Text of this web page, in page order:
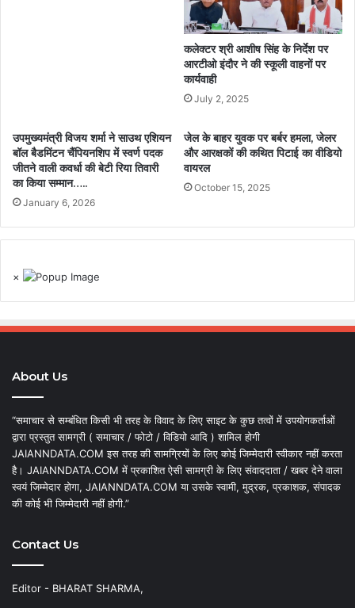
कलेक्टर श्री आशीष सिंह के निर्देश पर
आरटीओ इंदौर ने की स्कूली वाहनों पर
कार्यवाही
July 2, 2025
उपमुख्यमंत्री विजय शर्मा ने साउथ एशियन
बॉल बैडमिंटन चैंपियनशिप में स्वर्ण पदक
जीतने वाली कवर्धा की बेटी रिया तिवारी
का किया सम्मान…..
January 6, 2026
जेल के बाहर युवक पर बर्बर हमला, जेलर
और आरक्षकों की कथित पिटाई का वीडियो
वायरल
October 15, 2025
×
About Us
“समाचार से सम्बंधित किसी भी तरह के विवाद के लिए साइट के कुछ तत्वों में उपयोगकर्ताओं
द्वारा प्रस्तुत सामग्री ( समाचार / फोटो / विडियो आदि ) शामिल होगी
JAIANNDATA.COM इस तरह की सामग्रियों के लिए कोई जिम्मेदारी स्वीकार नहीं करता
है। JAIANNDATA.COM में प्रकाशित ऐसी सामग्री के लिए संवाददाता / खबर देने वाला
स्वयं जिम्मेदार होगा, JAIANNDATA.COM या उसके स्वामी, मुद्रक, प्रकाशक, संपादक
की कोई भी जिम्मेदारी नहीं होगी.”
Contact Us
Editor - BHARAT SHARMA,